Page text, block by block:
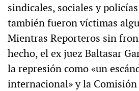
sindicales, sociales y
también fueron víctimas
Mientras Reporteros sin
hecho, el ex juez Baltasar
la represión como «un
internacional» y la